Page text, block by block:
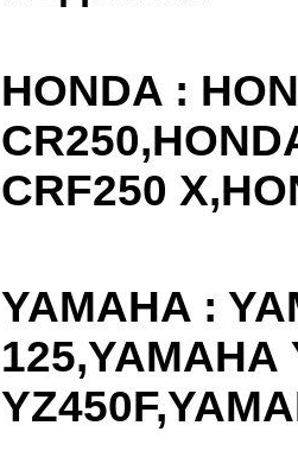
HONDA :
CR250,
CRF250 X,
YAMAHA :
125,YAMAHA
YZ450F,